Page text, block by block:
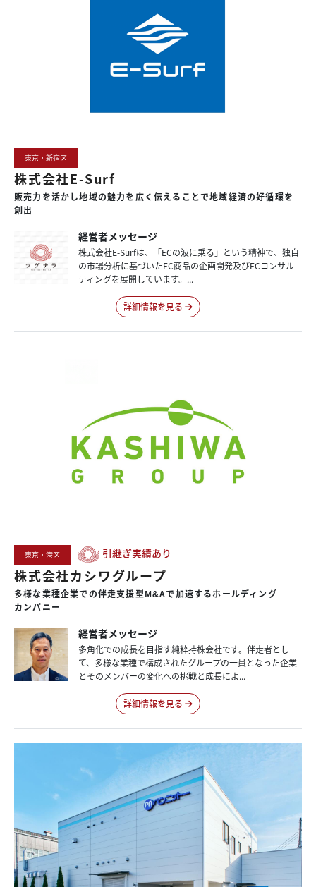
東京・新宿区
株式会社E-Surf
販売力を活かし地域の魅力を 広く伝えることで地域経済の好循環を
創出
経営者メッセージ
株式会社E-Surfは、「ECの波に乗る」という精神で、独自
の市場分析に基づいたEC商品の企画開発及びECコンサル
ティングを展開しています。...
詳細情報を見る
東京・港区 引継ぎ実績あり
株式会社カシワグループ
多様な業種企業での伴走支援型M&Aで加速するホールディング
カンパニー
経営者メッセージ
多角化での成長を目指す純粋持株会社です。伴走者とし
て、多様な業種で構成されたグループの一員となった企業
とそのメンバーの変化への挑戦と成長によ...
詳細情報を見る